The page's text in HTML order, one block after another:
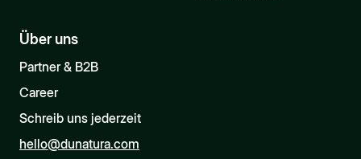
Über uns
Partner & B2B
Career
Schreib uns jederzeit
hello@dunatura.com